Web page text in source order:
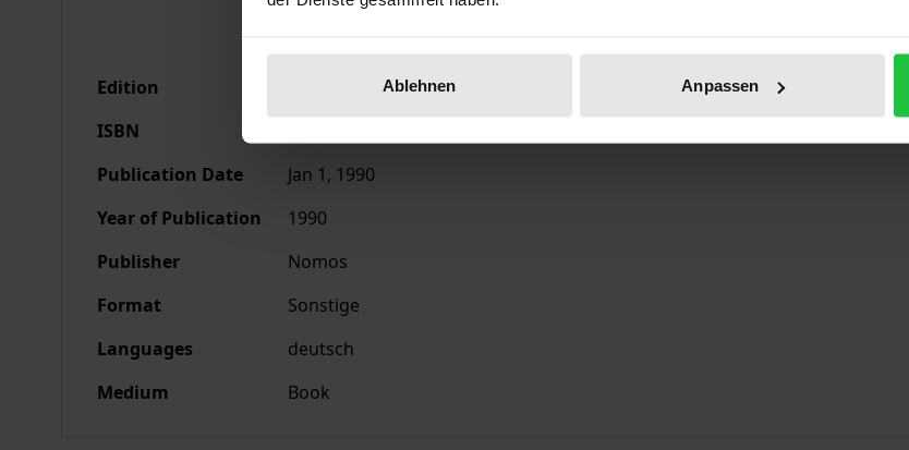
Ablehnen Anpassen
Edition
ISBN
Publication Date
Jan 1, 1990
Year of Publication
1990
Publisher
Nomos
Format
Sonstige
Languages
deutsch
Medium
Book